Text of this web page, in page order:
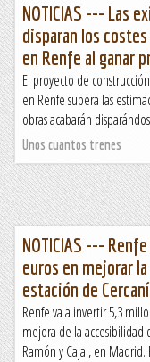
NOTICIAS --- Las
disparan los
en Renfe al ganar
El proyecto de
en Renfe supera las
obras acabarán
Unos cuantos trenes
NOTICIAS ---
euros en mejorar
estación de
Renfe va a invertir 5,3
mejora de la accesibilidad
Ramón y Cajal, en